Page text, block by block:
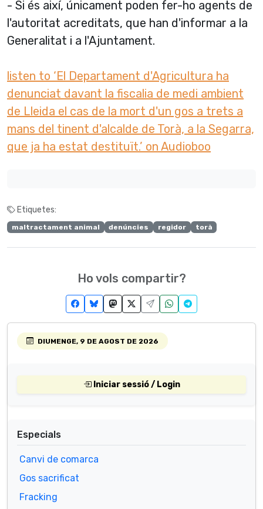
- Si és així, únicament poden fer-ho agents de
l'autoritat acreditats, que han d'informar a la
Generalitat i a l'Ajuntament.
listen to ‘El Departament d'Agricultura ha
denunciat davant la fiscalia de medi ambient
de Lleida el cas de la mort d'un gos a trets a
mans del tinent d'alcalde de Torà, a la Segarra,
que ja ha estat destituït.’ on Audioboo
Etiquetes:
maltractament animal denúncies regidor torà
Ho vols compartir?
DIUMENGE, 9 DE AGOST DE 2026
Iniciar sessió / Login
Especials
Canvi de comarca
Gos sacrificat
Fracking